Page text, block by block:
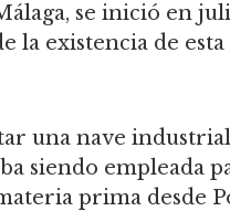
se inició en
la existencia de
una nave
siendo empleada
prima desde